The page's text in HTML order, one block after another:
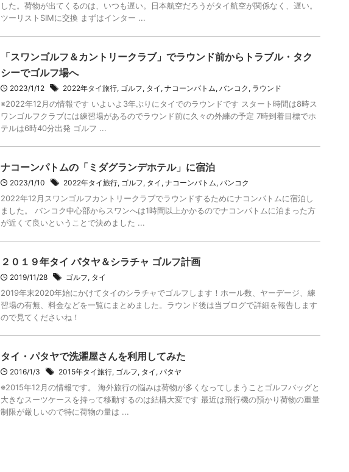
した。荷物が出てくるのは、いつも遅い。日本航空だろうがタイ航空が関係なく、遅い。
ツーリストSIMに交換 まずはインター ...
「スワンゴルフ＆カントリークラブ」でラウンド前からトラブル・タク
シーでゴルフ場へ
2023/1/12 2022年タイ旅行, ゴルフ, タイ , ナコーンパトム, バンコク , ラウンド
※2022年12月の情報です いよいよ3年ぶりにタイでのラウンドです スタート時間は8時ス
ワンゴルフクラブには練習場があるのでラウンド前に久々の外練の予定 7時到着目標でホ
テルは6時40分出発 ゴルフ ...
ナコーンパトムの「ミダグランデホテル」に宿泊
2023/1/10 2022年タイ旅行, ゴルフ, タイ , ナコーンパトム, バンコク
2022年12月スワンゴルフカントリークラブでラウンドするためにナコンパトムに宿泊し
ました。 バンコク中心部からスワンへは1時間以上かかるのでナコンパトムに泊まった方
が近くて良いということで決めました ...
２０１９年タイ パタヤ＆シラチャ ゴルフ計画
2019/11/28 ゴルフ, タイ
2019年末2020年始にかけてタイのシラチャでゴルフします！ホール数、ヤーデージ、練
習場の有無、料金などを一覧にまとめました。ラウンド後は当ブログで詳細を報告します
ので見てくださいね！
タイ・パタヤで洗濯屋さんを利用してみた
2016/1/3 2015年タイ旅行, ゴルフ, タイ , パタヤ
※2015年12月の情報です。 海外旅行の悩みは荷物が多くなってしまうことゴルフバッグと
大きなスーツケースを持って移動するのは結構大変です 最近は飛行機の預かり荷物の重量
制限が厳しいので特に荷物の量は ...